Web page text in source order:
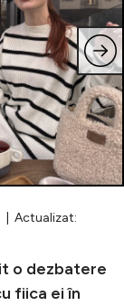
| Actualizat:
o dezbatere
fiica ei în